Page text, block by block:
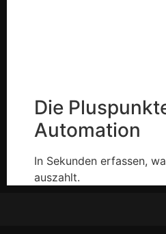
Die
Automation
In Sekunden erfassen,
auszahlt.